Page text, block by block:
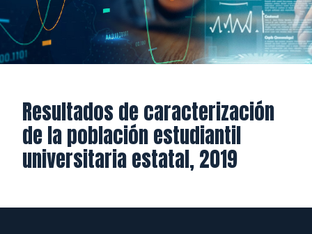
Resultados de caracterización
de la población estudiantil
universitaria estatal, 2019